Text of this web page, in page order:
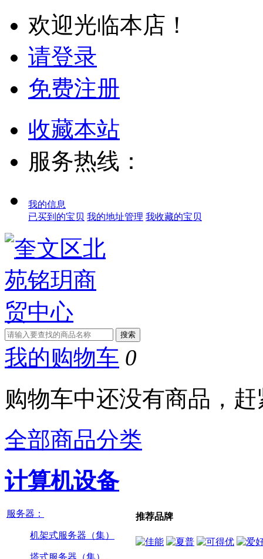
欢迎光临本店！
请登录
免费注册
收藏本站
服务热线：
我的信息
已买到的宝贝 我的地址管理 我收藏的宝贝
我的购物车 0
购物车中还没有商品，
全部商品分类
计算机设备
服务器：
机架式服务器（集）
塔式服务器（集）
推荐品牌